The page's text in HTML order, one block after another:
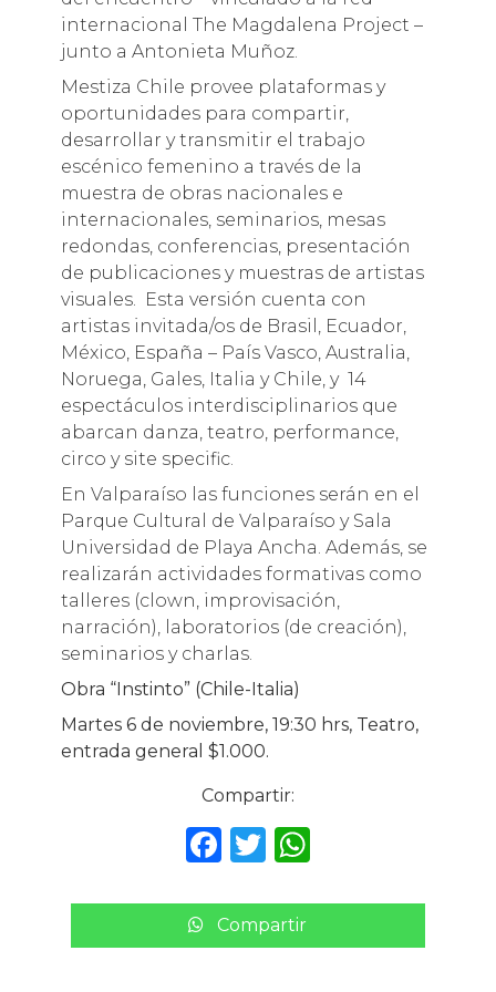
internacional The Magdalena Project –
junto a Antonieta Muñoz.
Mestiza Chile provee plataformas y
oportunidades para compartir,
desarrollar y transmitir el trabajo
escénico femenino a través de la
muestra de obras nacionales e
internacionales, seminarios, mesas
redondas, conferencias, presentación
de publicaciones y muestras de artistas
visuales. Esta versión cuenta con
artistas invitada/os de Brasil, Ecuador,
México, España – País Vasco, Australia,
Noruega, Gales, Italia y Chile, y 14
espectáculos interdisciplinarios que
abarcan danza, teatro, performance,
circo y site specific.
En Valparaíso las funciones serán en el
Parque Cultural de Valparaíso y Sala
Universidad de Playa Ancha. Además, se
realizarán actividades formativas como
talleres (clown, improvisación,
narración), laboratorios (de creación),
seminarios y charlas.
Obra “Instinto” (Chile-Italia)
Martes 6 de noviembre, 19:30 hrs, Teatro,
entrada general $1.000.
Compartir:
F
c
e
T
it
te
W
a
ts
Compartir